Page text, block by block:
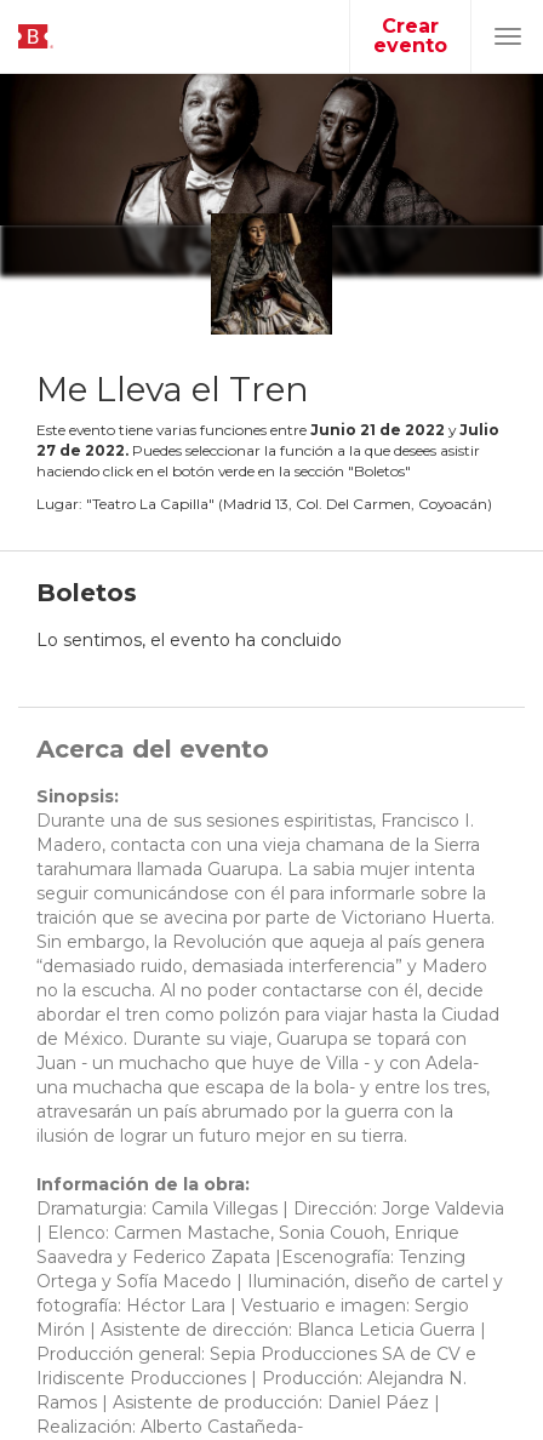
Crear
evento
Me Lleva el Tren
Este evento tiene varias funciones entre Junio 21 de 2022 yJulio
27 de 2022. Puedes seleccionar la función a la que desees asistir
haciendo click en el botón verde en la sección "Boletos"
Lugar: "Teatro La Capilla" (Madrid 13, Col. Del Carmen, Coyoacán)
Boletos
Lo sentimos, el evento ha concluido
Acerca del evento
Sinopsis:
Durante una de sus sesiones espiritistas, Francisco I.
Madero, contacta con una vieja chamana de la Sierra
tarahumara llamada Guarupa. La sabia mujer intenta
seguir comunicándose con él para informarle sobre la
traición que se avecina por parte de Victoriano Huerta.
Sin embargo, la Revolución que aqueja al país genera
“demasiado ruido, demasiada interferencia” y Madero
no la escucha. Al no poder contactarse con él, decide
abordar el tren como polizón para viajar hasta la Ciudad
de México. Durante su viaje, Guarupa se topará con
Juan - un muchacho que huye de Villa - y con Adela-
una muchacha que escapa de la bola- y entre los tres,
atravesarán un país abrumado por la guerra con la
ilusión de lograr un futuro mejor en su tierra.
Información de la obra:
Dramaturgia: Camila Villegas | Dirección: Jorge Valdevia
| Elenco: Carmen Mastache, Sonia Couoh, Enrique
Saavedra y Federico Zapata |Escenografía: Tenzing
Ortega y Sofía Macedo | Iluminación, diseño de cartel y
fotografía: Héctor Lara | Vestuario e imagen: Sergio
Mirón | Asistente de dirección: Blanca Leticia Guerra |
Producción general: Sepia Producciones SA de CV e
Iridiscente Producciones | Producción: Alejandra N.
Ramos | Asistente de producción: Daniel Páez |
Realización: Alberto Castañeda-